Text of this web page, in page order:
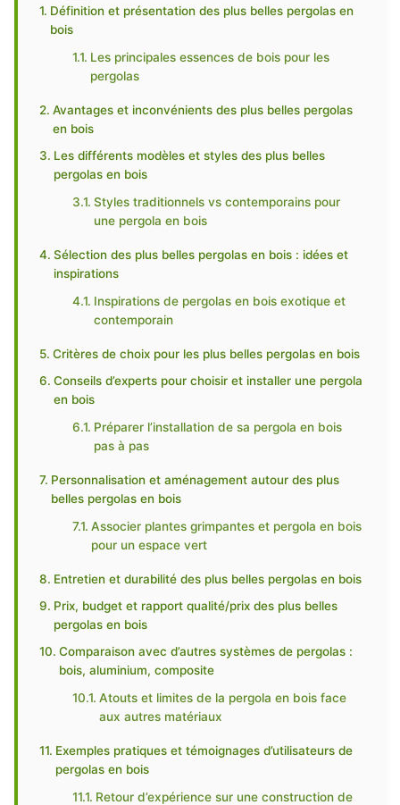
Définition et présentation des plus belles pergolas en
bois
Les principales essences de bois pour les
pergolas
Avantages et inconvénients des plus belles pergolas
en bois
Les différents modèles et styles des plus belles
pergolas en bois
Styles traditionnels vs contemporains pour
une pergola en bois
Sélection des plus belles pergolas en bois : idées et
inspirations
Inspirations de pergolas en bois exotique et
contemporain
Critères de choix pour les plus belles pergolas en bois
Conseils d’experts pour choisir et installer une pergola
en bois
Préparer l’installation de sa pergola en bois
pas à pas
Personnalisation et aménagement autour des plus
belles pergolas en bois
Associer plantes grimpantes et pergola en bois
pour un espace vert
Entretien et durabilité des plus belles pergolas en bois
Prix, budget et rapport qualité/prix des plus belles
pergolas en bois
Comparaison avec d’autres systèmes de pergolas :
bois, aluminium, composite
Atouts et limites de la pergola en bois face
aux autres matériaux
Exemples pratiques et témoignages d’utilisateurs de
pergolas en bois
Retour d’expérience sur une construction de